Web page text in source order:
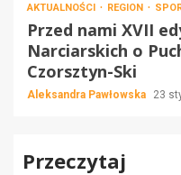
AKTUALNOŚCI REGION
Przed nami XVII
Narciarskich o
Czorsztyn-Ski
Aleksandra Pawłowska 23
Przeczytaj